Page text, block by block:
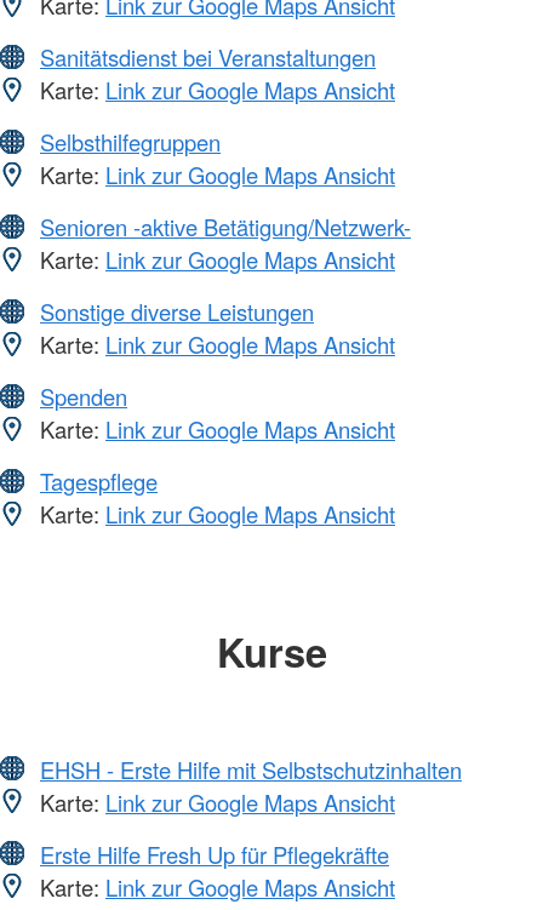
Sanitätsdienst bei Veranstaltungen
Karte: Link zur Google Maps Ansicht
Selbsthilfegruppen
Karte: Link zur Google Maps Ansicht
Senioren -aktive Betätigung/Netzwerk-
Karte: Link zur Google Maps Ansicht
Sonstige diverse Leistungen
Karte: Link zur Google Maps Ansicht
Spenden
Karte: Link zur Google Maps Ansicht
Tagespflege
Karte: Link zur Google Maps Ansicht
Kurse
EHSH - Erste Hilfe mit Selbstschutzinhalten
Karte: Link zur Google Maps Ansicht
Erste Hilfe Fresh Up für Pflegekräfte
Karte: Link zur Google Maps Ansicht